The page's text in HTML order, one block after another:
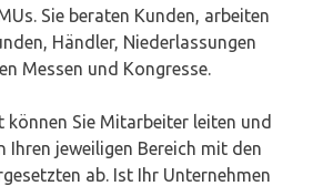
Sie beraten Kunden, arbeiten
Händler, Niederlassungen
Messen und Kongresse.
Sie Mitarbeiter leiten und
Ihren jeweiligen Bereich mit den
ab. Ist Ihr Unternehmen